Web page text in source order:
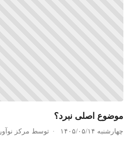
موضوع اصلی نبرد؟
چهارشنبه ۱۴۰۵/۰۵/۱۴ توسط مرکز